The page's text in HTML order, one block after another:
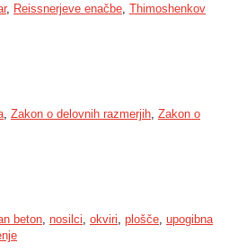
, Reissnerjeve enačbe, Thimoshenkov
, Zakon o delovnih razmerjih, Zakon o
beton, nosilci, okviri, plošče, upogibna